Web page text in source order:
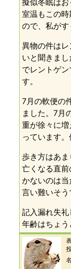
擬似冬眠はお
室温もこの
ので、私がす
異物の件は
いと聞きま
でレントゲ
す。
7月の軟便の
ました。7月
重が徐々に
っています。
歩き方はあま
亡くなる直
かないのは
言い難いそう
記入漏れ失礼
年齢はちょう